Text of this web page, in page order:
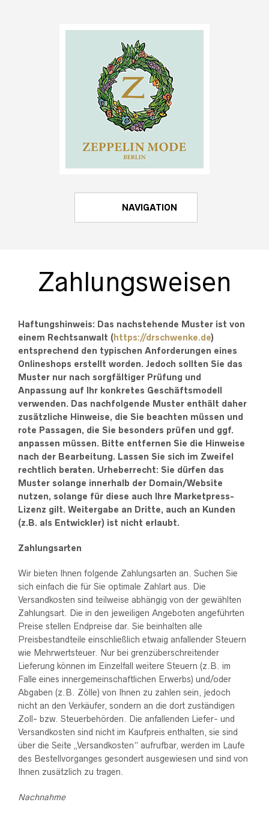
NAVIGATION
Zahlungsweisen
Haftungshinweis: Das nachstehende Muster ist von
einem Rechtsanwalt (https://drschwenke.de)
entsprechend den typischen Anforderungen eines
Onlineshops erstellt worden. Jedoch sollten Sie das
Muster nur nach sorgfältiger Prüfung und
Anpassung auf Ihr konkretes Geschäftsmodell
verwenden. Das nachfolgende Muster enthält daher
zusätzliche Hinweise, die Sie beachten müssen und
rote Passagen, die Sie besonders prüfen und ggf.
anpassen müssen. Bitte entfernen Sie die Hinweise
nach der Bearbeitung. Lassen Sie sich im Zweifel
rechtlich beraten. Urheberrecht: Sie dürfen das
Muster solange innerhalb der Domain/Website
nutzen, solange für diese auch Ihre Marketpress-
Lizenz gilt. Weitergabe an Dritte, auch an Kunden
(z.B. als Entwickler) ist nicht erlaubt.
Zahlungsarten
Wir bieten Ihnen folgende Zahlungsarten an. Suchen Sie
sich einfach die für Sie optimale Zahlart aus. Die
Versandkosten sind teilweise abhängig von der gewählten
Zahlungsart. Die in den jeweiligen Angeboten angeführten
Preise stellen Endpreise dar. Sie beinhalten alle
Preisbestandteile einschließlich etwaig anfallender Steuern
wie Mehrwertsteuer. Nur bei grenzüberschreitender
Lieferung können im Einzelfall weitere Steuern (z.B. im
Falle eines innergemeinschaftlichen Erwerbs) und/oder
Abgaben (z.B. Zölle) von Ihnen zu zahlen sein, jedoch
nicht an den Verkäufer, sondern an die dort zuständigen
Zoll- bzw. Steuerbehörden. Die anfallenden Liefer- und
Versandkosten sind nicht im Kaufpreis enthalten, sie sind
über die Seite „Versandkosten“ aufrufbar, werden im Laufe
des Bestellvorganges gesondert ausgewiesen und sind von
Ihnen zusätzlich zu tragen.
Nachnahme